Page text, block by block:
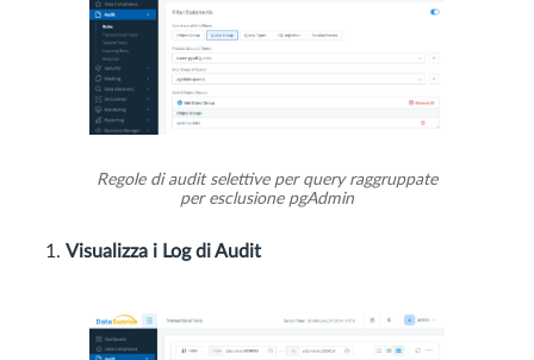
Regole di audit selettive per query raggruppate
per esclusione pgAdmin
Visualizza i Log di Audit